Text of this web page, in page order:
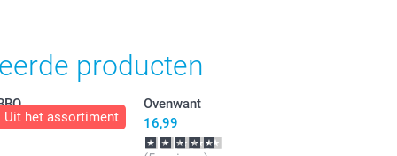
producten
Uit het assortiment
Ovenwant
16,99